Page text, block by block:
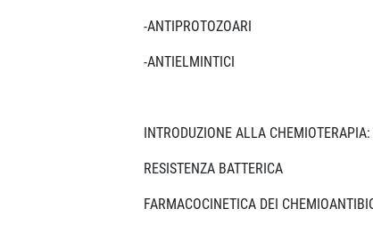
-ANTIPROTOZOARI
-ANTIELMINTICI
INTRODUZIONE ALLA CHEMIOTERAPIA:
RESISTENZA BATTERICA
FARMACOCINETICA DEI